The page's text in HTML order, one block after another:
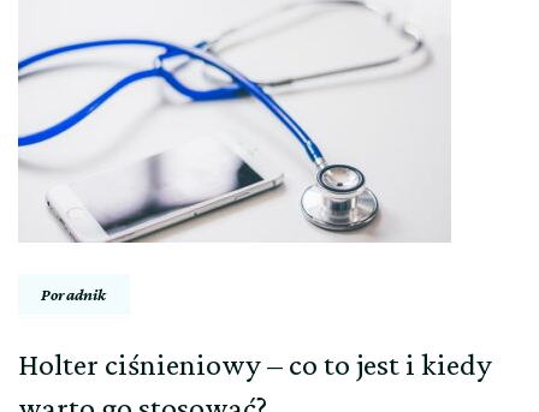
Nawigacja
wpisu
Poradnik
Holter ciśnieniowy – co to jest i kiedy